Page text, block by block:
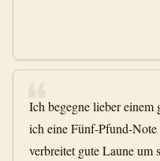
❝
Ich begegne lieber einem
ich eine Fünf-Pfund-
verbreitet gute Laune